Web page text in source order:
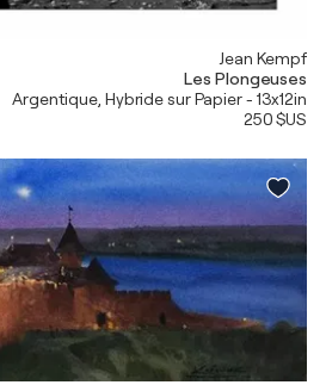
Jean Kempf
Les Plongeuses
Argentique, Hybride sur Papier - 13x12in
250 $US